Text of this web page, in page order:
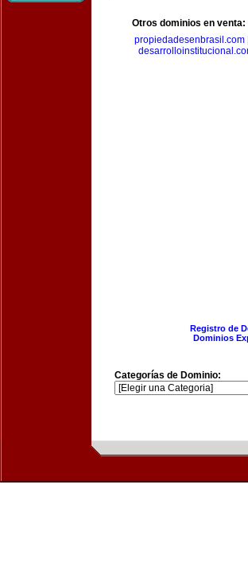
Otros dominios en venta:
propiedadesenbrasil.com|
Registro de
Dominios
Categorías de Dominio: